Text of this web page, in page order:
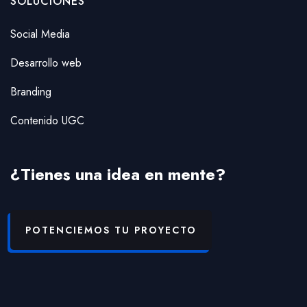
Social Media
Desarrollo web
Branding
Contenido UGC
¿Tienes una idea en mente?
POTENCIEMOS TU PROYECTO